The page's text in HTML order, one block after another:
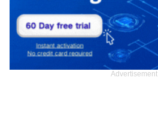
Advertisement